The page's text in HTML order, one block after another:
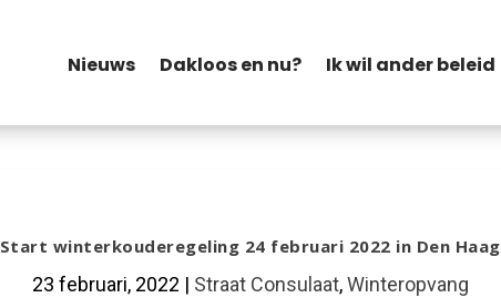
Nieuws Dakloos en nu? Ik wil ander beleid
Start winterkouderegeling 24 februari 2022 in Den Haag
23 februari, 2022 | Straat Consulaat,Winteropvang